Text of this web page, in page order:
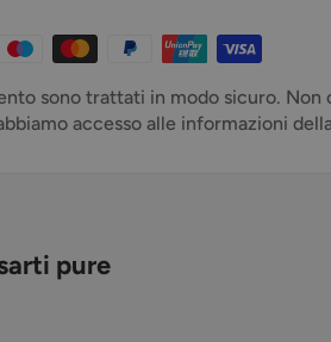
sono trattati in modo sicuro. Non
accesso alle informazioni
pure